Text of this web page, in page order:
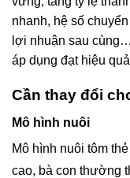
nhanh, hệ số
lợi nhuận sau
áp dụng đạt hiệu
Cần thay đổi
Mô hình nuôi
Mô hình nuôi tôm
cao, bà con thường